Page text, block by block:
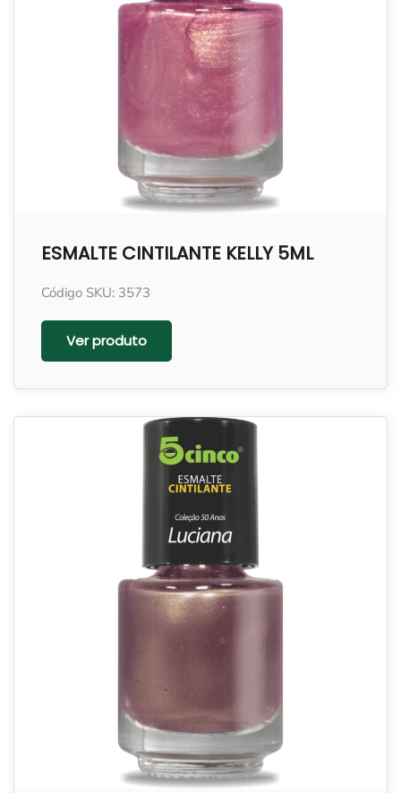
ESMALTE CINTILANTE KELLY 5ML
Código SKU: 3573
Ver produto